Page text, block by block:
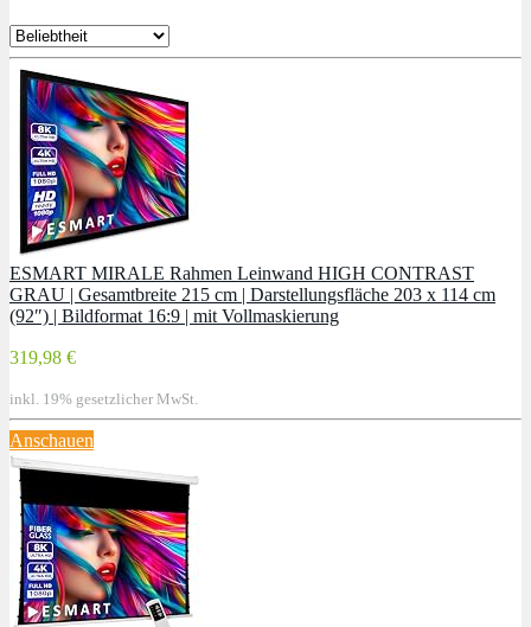
ESMART MIRALE Rahmen Leinwand HIGH CONTRAST
GRAU | Gesamtbreite 215 cm | Darstellungsfläche 203 x 114 cm
(92″) | Bildformat 16:9 | mit Vollmaskierung
319,98 €
inkl. 19% gesetzlicher MwSt.
Anschauen